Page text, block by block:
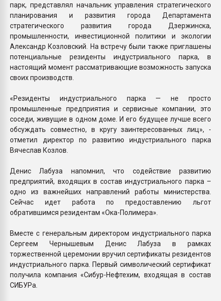
парк, представлял начальник управления стратегического
планирования и развития города Департамента
стратегического развития города Дзержинска,
промышленности, инвестиционной политики и экологии
Александр Козловский. На встречу были также приглашены
потенциальные резиденты индустриального парка, в
настоящий момент рассматривающие возможность запуска
своих производств.
«Резиденты индустриального парка — не просто
промышленные предприятия и сервисные компании, это
соседи, живущие в одном доме. И его будущее лучше всего
обсуждать совместно, в кругу заинтересованных лиц», -
отметил директор по развитию индустриального парка
Вячеслав Козлов.
Денис Лабуза напомнил, что содействие развитию
предприятий, входящих в состав индустриального парка –
одно из важнейших направлений работы министерства.
Сейчас идет работа по предоставлению льгот
обратившимся резидентам «Ока-Полимера».
Вместе с генеральным директором индустриального парка
Сергеем Чернышевым Денис Лабуза в рамках
торжественной церемонии вручил сертификаты резидентов
индустриального парка. Первый символический сертификат
получила компания «Сибур-Нефтехим, входящая в состав
СИБУРа.